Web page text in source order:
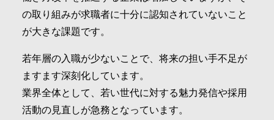
の取り組みが求職者に十分に認知されていないこと
が大きな課題です。
若年層の入職が少ないことで、将来の担い手不足が
ますます深刻化しています。
業界全体として、若い世代に対する魅力発信や採用
活動の見直しが急務となっています。